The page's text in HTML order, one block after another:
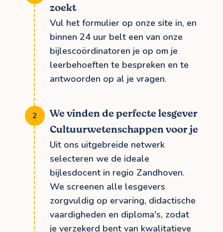
zoekt
Vul het formulier op onze site in, en
binnen 24 uur belt een van onze
bijlescoördinatoren je op om je
leerbehoeften te bespreken en te
antwoorden op al je vragen.
We vinden de perfecte lesgever
Cultuurwetenschappen voor je
Uit ons uitgebreide netwerk
selecteren we de ideale
bijlesdocent in regio Zandhoven.
We screenen alle lesgevers
zorgvuldig op ervaring, didactische
vaardigheden en diploma's, zodat
je verzekerd bent van kwalitatieve